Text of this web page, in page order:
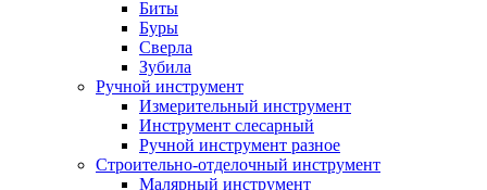
Биты
Буры
Сверла
Зубила
Ручной инструмент
Измерительный инструмент
Инструмент слесарный
Ручной инструмент разное
Строительно-отделочный инструмент
Малярный инструмент